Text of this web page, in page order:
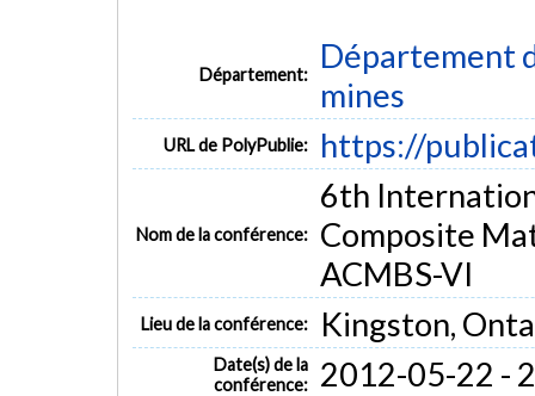
Département:
Département
mines
URL de PolyPublie: https://
Nom de la conférence:
6th
Composite
ACMBS-VI
Lieu de la conférence: Kingston,
Date(s) de la
conférence:
2012-05-22 -